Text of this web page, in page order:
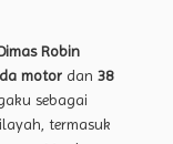
Robin
motor dan 38
sebagai
termasuk